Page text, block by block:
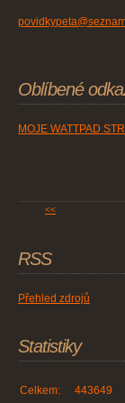
Oblíbené
MOJE WATTPAD
<<
RSS
Přehled zdrojů
Statistiky
Celkem: 443649